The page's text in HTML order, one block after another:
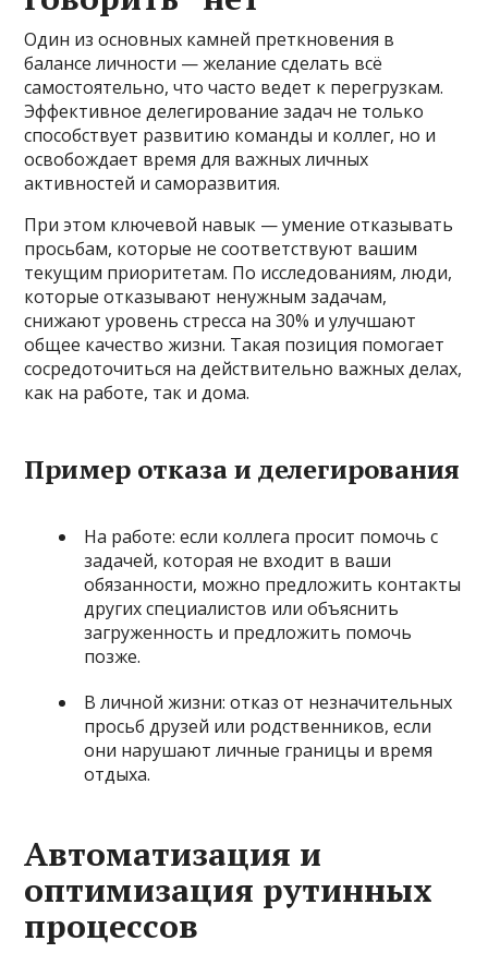
Один из основных камней преткновения в
балансе личности — желание сделать всё
самостоятельно, что часто ведет к перегрузкам.
Эффективное делегирование задач не только
способствует развитию команды и коллег, но и
освобождает время для важных личных
активностей и саморазвития.
При этом ключевой навык — умение отказывать
просьбам, которые не соответствуют вашим
текущим приоритетам. По исследованиям, люди,
которые отказывают ненужным задачам,
снижают уровень стресса на 30% и улучшают
общее качество жизни. Такая позиция помогает
сосредоточиться на действительно важных делах,
как на работе, так и дома.
Пример отказа и делегирования
На работе: если коллега просит помочь с
задачей, которая не входит в ваши
обязанности, можно предложить контакты
других специалистов или объяснить
загруженность и предложить помочь
позже.
В личной жизни: отказ от незначительных
просьб друзей или родственников, если
они нарушают личные границы и время
отдыха.
Автоматизация и
оптимизация рутинных
процессов